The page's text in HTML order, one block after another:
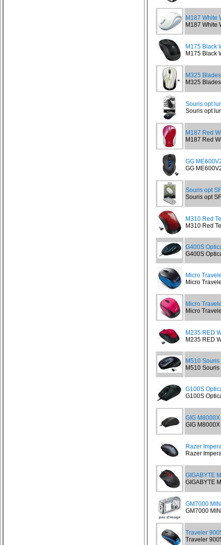
M187 White
M187 White
M175 Black
M175 Black
M325
M325
Souris opt
Souris opt
M187 Red
M187 Red
GG
GG
Souris opt
Souris opt
M310 Red
M310 Red
G400S
G400S
Micro
Micro
Micro
Micro
M235 RED
M235 RED
M510
M510
G100S
G100S
GIG
GIG
Razer
Razer
GIGABYTE
GIGABYTE
GM7000
GM7000
Traveler
Traveler